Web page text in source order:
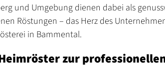
und Umgebung dienen dabei als
Röstungen – das Herz des
in Bammental.
zur